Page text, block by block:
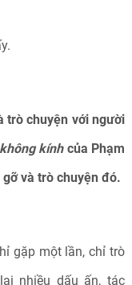
trò chuyện với người
kínhcủa Phạm
và trò chuyện đó.
gặp một lần, chỉ trò
nhiều dấu ấn, tác